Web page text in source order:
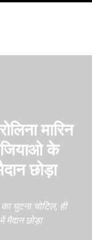
मारिन
के
छोड़ा
घुटना चोटिल, ही
मैदान छोड़ा